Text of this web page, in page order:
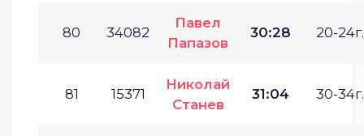
80 34082
Павел
Папазов
30:28 20-24г.
81 15371
Николай
Станев
31:04 30-34г.